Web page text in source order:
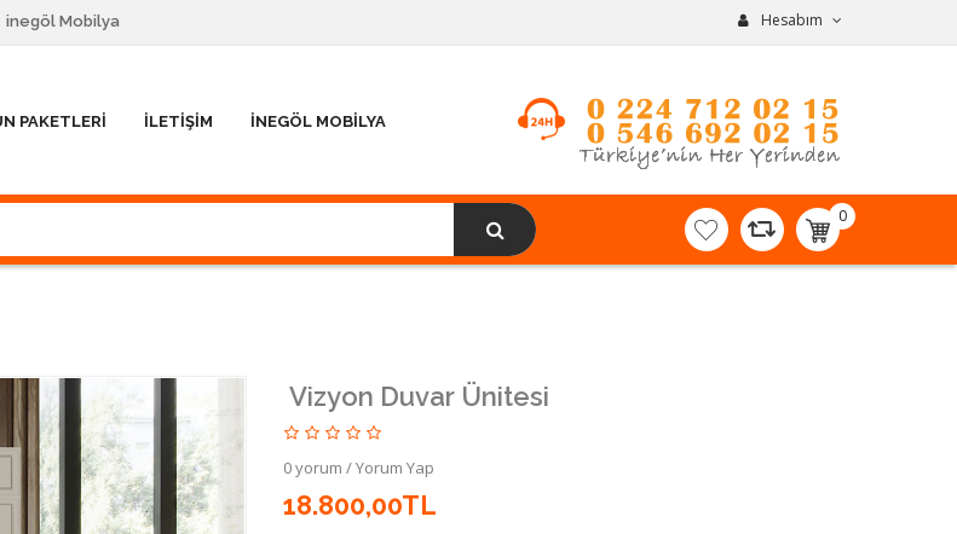
inegöl Mobilya Hesabım
PAKETLERI İLETIŞIM İNEGÖL MOBILYA
0
item(s)
-
Vizyon Duvar Ünitesi
0 yorum /Yorum Yap
18.800,00TL